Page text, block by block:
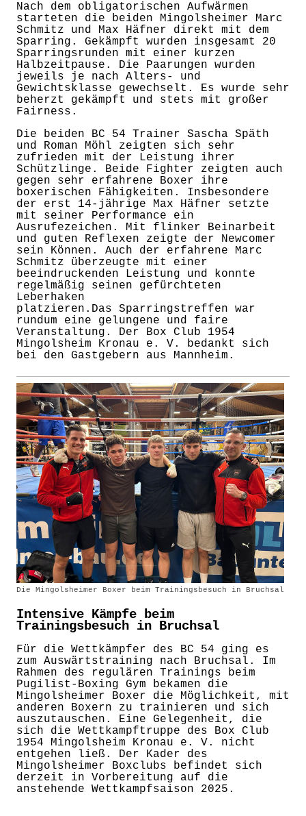
Nach dem obligatorischen Aufwärmen
starteten die beiden Mingolsheimer Marc
Schmitz und Max Häfner direkt mit dem
Sparring. Gekämpft wurden insgesamt 20
Sparringsrunden mit einer kurzen
Halbzeitpause. Die Paarungen wurden
jeweils je nach Alters- und
Gewichtsklasse gewechselt. Es wurde sehr
beherzt gekämpft und stets mit großer
Fairness.
Die beiden BC 54 Trainer Sascha Späth
und Roman Möhl zeigten sich sehr
zufrieden mit der Leistung ihrer
Schützlinge. Beide Fighter zeigten auch
gegen sehr erfahrene Boxer ihre
boxerischen Fähigkeiten. Insbesondere
der erst 14-jährige Max Häfner setzte
mit seiner Performance ein
Ausrufezeichen. Mit flinker Beinarbeit
und guten Reflexen zeigte der Newcomer
sein Können. Auch der erfahrene Marc
Schmitz überzeugte mit einer
beeindruckenden Leistung und konnte
regelmäßig seinen gefürchteten
Leberhaken
platzieren.Das Sparringstreffen war
rundum eine gelungene und faire
Veranstaltung. Der Box Club 1954
Mingolsheim Kronau e. V. bedankt sich
bei den Gastgebern aus Mannheim.
Die Mingolsheimer Boxer beim Trainingsbesuch in Bruchsal
Intensive Kämpfe beim
Trainingsbesuch in Bruchsal
Für die Wettkämpfer des BC 54 ging es
zum Auswärtstraining nach Bruchsal. Im
Rahmen des regulären Trainings beim
Pugilist-Boxing Gym bekamen die
Mingolsheimer Boxer die Möglichkeit, mit
anderen Boxern zu trainieren und sich
auszutauschen. Eine Gelegenheit, die
sich die Wettkampftruppe des Box Club
1954 Mingolsheim Kronau e. V. nicht
entgehen ließ. Der Kader des
Mingolsheimer Boxclubs befindet sich
derzeit in Vorbereitung auf die
anstehende Wettkampfsaison 2025.